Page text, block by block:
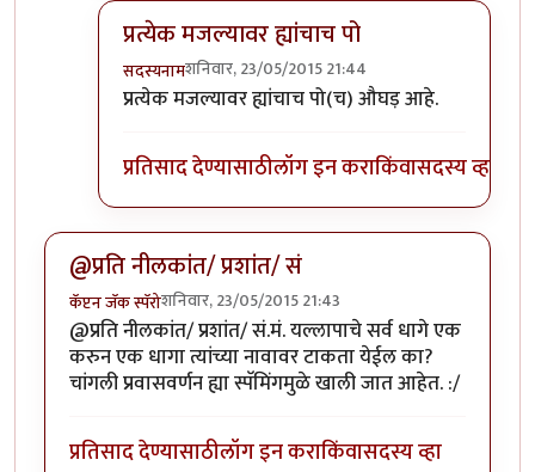
प्रत्येक मजल्यावर ह्यांचाच पो
सदस्यनामशनिवार, 23/05/2015 21:44
In reply toज्याने कोणी शिकवलं त्यानेbyआदूबाळ
प्रत्येक मजल्यावर ह्यांचाच पो(च) औघड़ आहे.
प्रतिसाद देण्यासाठीलॉग इन कराकिंवासदस्य व्हा
@प्रति नीलकांत/ प्रशांत/ सं
कॅप्टन जॅक स्पॅरोशनिवार, 23/05/2015 21:43
@प्रति नीलकांत/ प्रशांत/ सं.मं. यल्लापाचे सर्व धागे एक
करुन एक धागा त्यांच्या नावावर टाकता येईल का?
चांगली प्रवासवर्णन ह्या स्पॅमिंगमुळे खाली जात आहेत. :/
प्रतिसाद देण्यासाठीलॉग इन कराकिंवासदस्य व्हा